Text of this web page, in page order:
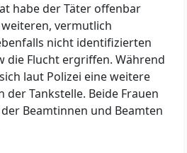
habe der Täter offenbar
vermutlich
nicht identifizierten
die Flucht ergriffen. Während
laut Polizei eine weitere
der Tankstelle. Beide Frauen
Beamtinnen und Beamten